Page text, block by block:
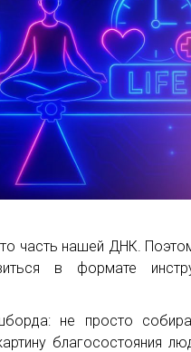
часть нашей ДНК.
в формате
не просто
благосостояния